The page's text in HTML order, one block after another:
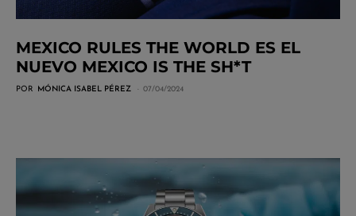
MEXICO RULES THE WORLD ES EL
NUEVO MEXICO IS THE SH*T
POR MÓNICA ISABEL PÉREZ 07/04/2024